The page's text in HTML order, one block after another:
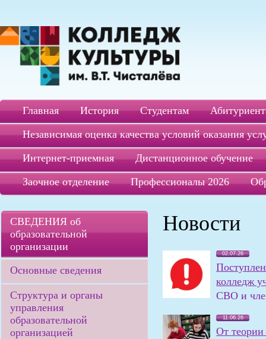
Главная История Студентам
Независимая оценка качества условий оказания
Интернет-приемная
Дистанционное обучение
Заочное отделение
Профессионалы 2026
СВЕДЕНИЯ об
образовательной
организации
Основные сведения
Структура и органы
управления
образовательной
организацией
Новости
02.07.26
колледж
СВО и
11.06.26
От теории